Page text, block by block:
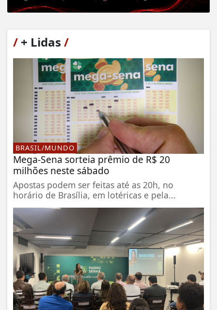
/ + Lidas /
BRASIL/MUNDO
Mega-Sena sorteia prêmio de R$ 20
milhões neste sábado
Apostas podem ser feitas até as 20h, no
horário de Brasília, em lotéricas e pela...